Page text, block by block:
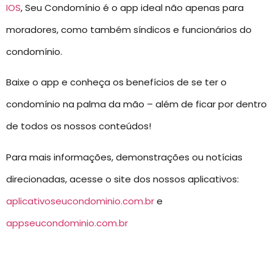
IOS, Seu Condomínio é o app ideal não apenas para
moradores, como também síndicos e funcionários do
condomínio.
Baixe o app e conheça os benefícios de se ter o
condomínio na palma da mão – além de ficar por dentro
de todos os nossos conteúdos!
Para mais informações, demonstrações ou notícias
direcionadas, acesse o site dos nossos aplicativos:
aplicativoseucondominio.com.bre
appseucondominio.com.br